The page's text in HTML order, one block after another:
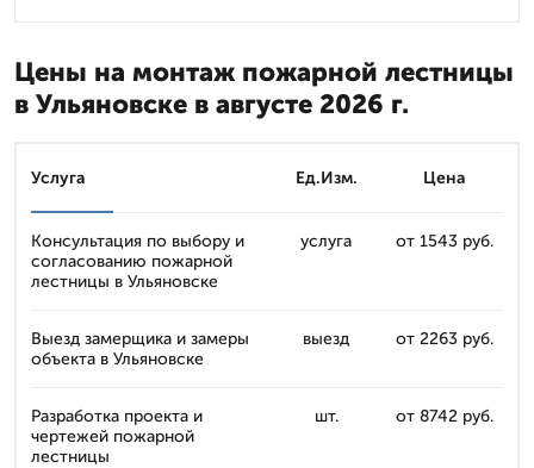
Цены на монтаж пожарной лестницы
в Ульяновске в августе 2026 г.
Услуга Ед.Изм. Цена
Консультация по выбору и
согласованию пожарной
лестницы в Ульяновске
услуга от 1543 руб.
Выезд замерщика и замеры
объекта в Ульяновске
выезд от 2263 руб.
Разработка проекта и
чертежей пожарной
лестницы
шт. от 8742 руб.